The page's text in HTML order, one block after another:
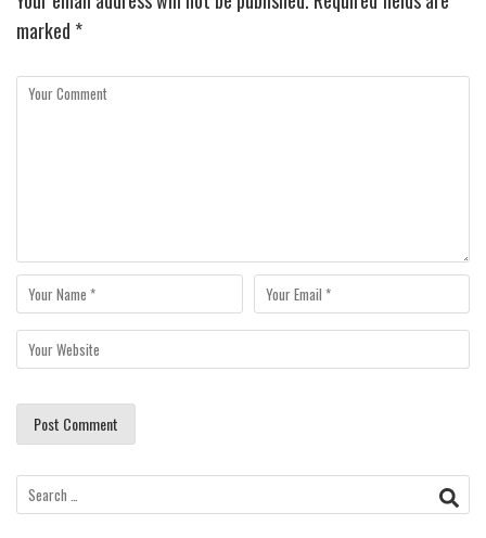
marked *
Search
for: